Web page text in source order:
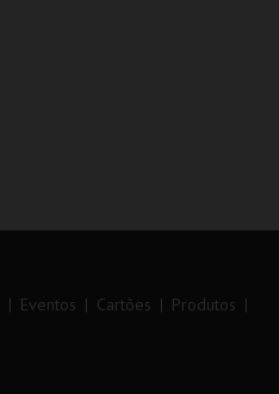
Eventos Cartões
Produtos